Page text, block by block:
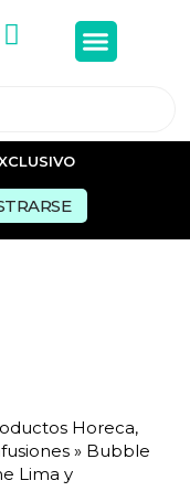
Horeca,
» Bubble
Lima y